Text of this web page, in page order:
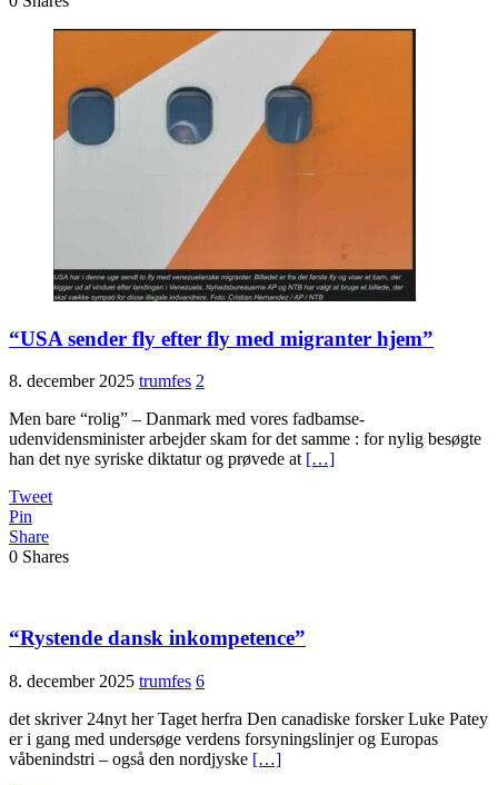
“USA sender fly efter fly med migranter hjem”
8. december 2025 trumfes 2
Men bare “rolig” – Danmark med vores fadbamse-
udenvidensminister arbejder skam for det samme : for nylig besøgte
han det nye syriske diktatur og prøvede at […]
Tweet
Pin
Share
0 Shares
“Rystende dansk inkompetence”
8. december 2025 trumfes 6
det skriver 24nyt her Taget herfra Den canadiske forsker Luke Patey
er i gang med undersøge verdens forsyningslinjer og Europas
våbenindstri – også den nordjyske […]